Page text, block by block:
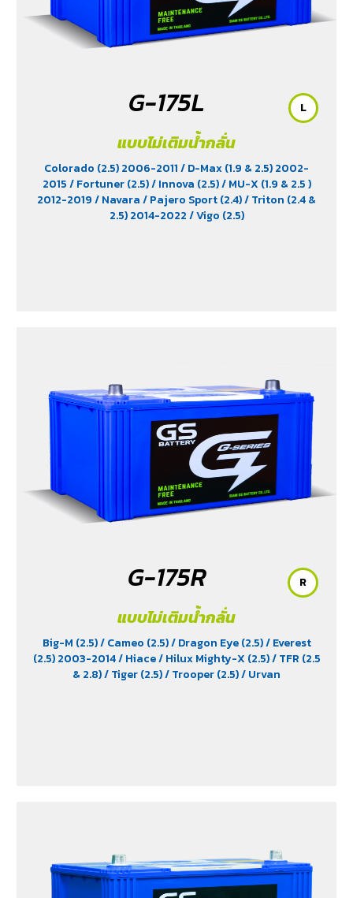
G-175L
แบบไม่เติมน้ำกลั่น
Colorado (2.5) 2006-2011/ D-Max (1.9 & 2.5) 2002-
2015/ Fortuner (2.5)/ Innova (2.5)/ MU-X (1.9 & 2.5 )
2012-2019/ Navara/ Pajero Sport (2.4)/ Triton (2.4 &
2.5) 2014-2022/ Vigo (2.5)
L
G-175R
แบบไม่เติมน้ำกลั่น
Big-M (2.5)/ Cameo (2.5)/ Dragon Eye (2.5)/ Everest
(2.5) 2003-2014/ Hiace/ Hilux Mighty-X (2.5)/ TFR (2.5
& 2.8)/ Tiger (2.5)/ Trooper (2.5)/ Urvan
R